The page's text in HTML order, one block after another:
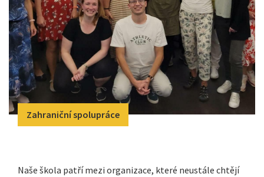
Zahraniční spolupráce
Naše škola patří mezi organizace, které neustále chtějí